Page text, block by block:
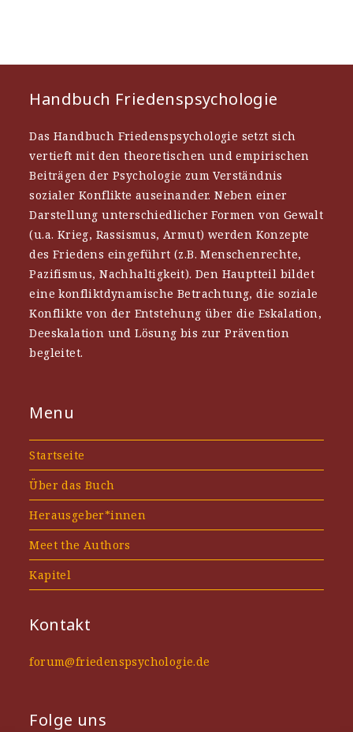
Handbuch Friedenspsychologie
Das Handbuch Friedenspsychologie setzt sich
vertieft mit den theoretischen und empirischen
Beiträgen der Psychologie zum Verständnis
sozialer Konflikte auseinander. Neben einer
Darstellung unterschiedlicher Formen von Gewalt
(u.a. Krieg, Rassismus, Armut) werden Konzepte
des Friedens eingeführt (z.B. Menschenrechte,
Pazifismus, Nachhaltigkeit). Den Hauptteil bildet
eine konfliktdynamische Betrachtung, die soziale
Konflikte von der Entstehung über die Eskalation,
Deeskalation und Lösung bis zur Prävention
begleitet.
Menu
Startseite
Über das Buch
Herausgeber*innen
Meet the Authors
Kapitel
Kontakt
forum@friedenspsychologie.de
Folge uns